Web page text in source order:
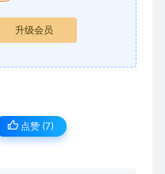
升级会员
点赞 (7)